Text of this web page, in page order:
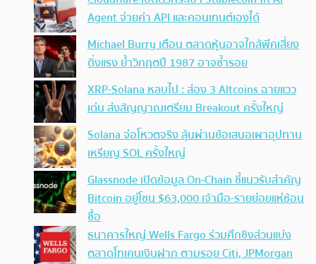
Agent จ่ายค่า API และคอนเทนต์เองได้
Michael Burry เตือน ตลาดหุ้นอาจใกล้พีคเสี่ยง
ดิ่งแรง ย้ำวิกฤตปี 1987 อาจซ้ำรอย
XRP-Solana หลบไป : ส่อง 3 Altcoins ฉายแวว
เด่น ส่งสัญญาณเตรียม Breakout ครั้งใหญ่
Solana จ่อโหวตจริง ลุ้นผ่านข้อเสนอเผาอุปทาน
เหรียญ SOL ครั้งใหญ่
Glassnode เปิดข้อมูล On-Chain ชี้แนวรับสำคัญ
Bitcoin อยู่โซน $63,000 เจ้ามือ-รายย่อยแห่ช้อน
ซื้อ
ธนาคารใหญ่ Wells Fargo ร่วมศึกชิงส่วนแบ่ง
ตลาดโทเคนเงินฝาก ตามรอย Citi, JPMorgan